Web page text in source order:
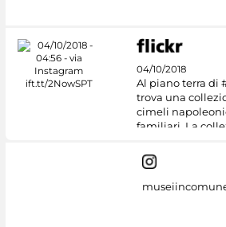
04/10/2018
Al piano terra di
trova una
cimeli
familiari. La